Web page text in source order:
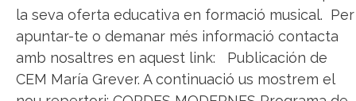
la seva oferta educativa en formació musical. Per
apuntar-te o demanar més informació contacta
amb nosaltres en aquest link: Publicación de
CEM María Grever. A continuació us mostrem el